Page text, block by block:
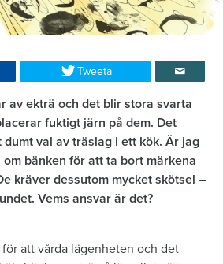
Tweeta
av ekträ och det blir stora svarta
fuktigt järn på dem. Det
val av träslag i ett kök. Är jag
bänken för att ta bort märkena
kräver dessutom mycket skötsel –
Vems ansvar är det?
för att vårda lägenheten och det